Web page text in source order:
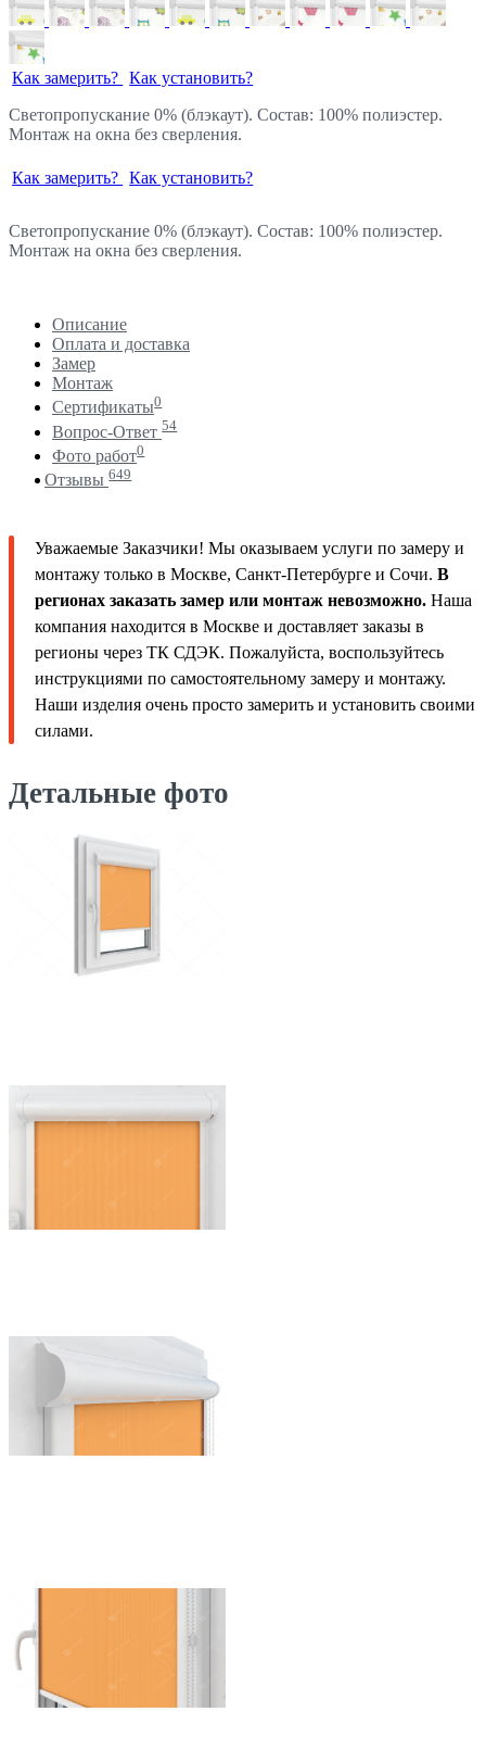
Как замерить? Как установить?
Светопропускание 0% (блэкаут). Состав: 100% полиэстер.
Монтаж на окна без сверления.
Как замерить? Как установить?
Светопропускание 0% (блэкаут). Состав: 100% полиэстер.
Монтаж на окна без сверления.
Описание
Оплата и доставка
Замер
Монтаж
Сертификаты0
Вопрос-Ответ 54
Фото работ0
Отзывы 649
Уважаемые Заказчики! Мы оказываем услуги по замеру и
монтажу только в Москве, Санкт-Петербурге и Сочи. В
регионах заказать замер или монтаж невозможно. Наша
компания находится в Москве и доставляет заказы в
регионы через ТК СДЭК. Пожалуйста, воспользуйтесь
инструкциями по самостоятельному замеру и монтажу.
Наши изделия очень просто замерить и установить своими
силами.
Детальные фото